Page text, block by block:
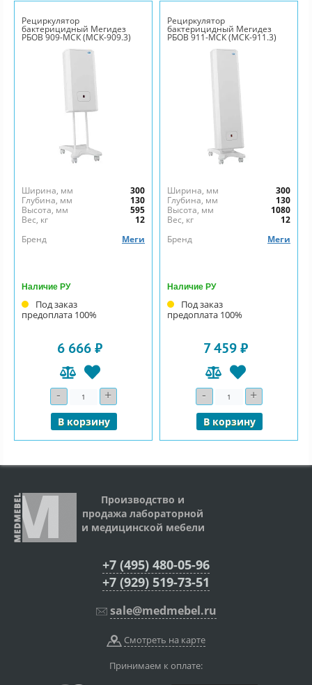
Рециркулятор
бактерицидный Мегидез
РБОВ 909-МСК (МСК-909.3)
Ширина, мм
300
Глубина, мм
130
Высота, мм
595
Вес, кг
12
Бренд
Меги
Наличие РУ
Под заказ
предоплата 100%
6 666 ₽
- Количество+
В корзину
Рециркулятор
бактерицидный Мегидез
РБОВ 911-МСК (МСК-911.3)
Ширина, мм
300
Глубина, мм
130
Высота, мм
1080
Вес, кг
12
Бренд
Меги
Наличие РУ
Под заказ
предоплата 100%
7 459 ₽
- Количество+
В корзину
Производство и
продажа лабораторной
и медицинской мебели
+7 (495) 480-05-96
+7 (929) 519-73-51
sale@medmebel.ru
Смотреть на карте
Принимаем к оплате: